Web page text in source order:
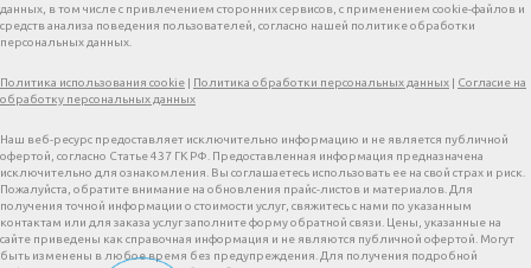
данных, в том числе с привлечением сторонних сервисов, с применением cookie-файлов и
средств анализа поведения пользователей, согласно нашей политике обработки
персональных данных.
Политика использования cookie | Политика обработки персональных данных | Согласие на
обработку персональных данных
Наш веб-ресурс предоставляет исключительно информацию и не является публичной
офертой, согласно Статье 437 ГК РФ. Предоставленная информация предназначена
исключительно для ознакомления. Вы соглашаетесь использовать ее на свой страх и риск.
Пожалуйста, обратите внимание на обновления прайс-листов и материалов. Для
получения точной информации о стоимости услуг, свяжитесь с нами по указанным
контактам или для заказа услуг заполните форму обратной связи. Цены, указанные на
сайте приведены как справочная информация и не являются публичной офертой. Могут
быть изменены в любое время без предупреждения. Для получения подробной